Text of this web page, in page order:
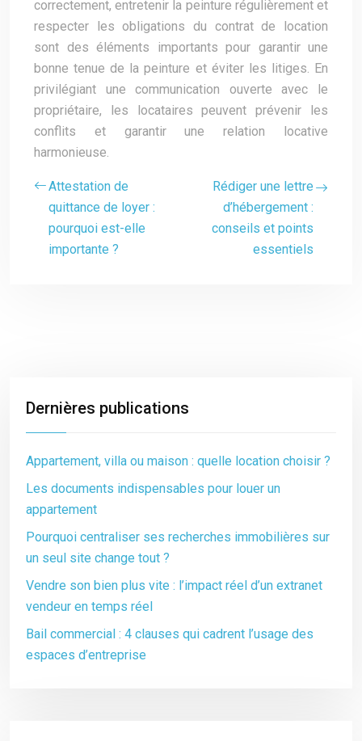
correctement, entretenir la peinture régulièrement et
respecter les obligations du contrat de location
sont des éléments importants pour garantir une
bonne tenue de la peinture et éviter les litiges. En
privilégiant une communication ouverte avec le
propriétaire, les locataires peuvent prévenir les
conflits et garantir une relation locative
harmonieuse.
Attestation de
quittance de loyer :
pourquoi est-elle
importante ?
Rédiger une lettre
d’hébergement :
conseils et points
essentiels
Dernières publications
Appartement, villa ou maison : quelle location choisir ?
Les documents indispensables pour louer un
appartement
Pourquoi centraliser ses recherches immobilières sur
un seul site change tout ?
Vendre son bien plus vite : l’impact réel d’un extranet
vendeur en temps réel
Bail commercial : 4 clauses qui cadrent l’usage des
espaces d’entreprise